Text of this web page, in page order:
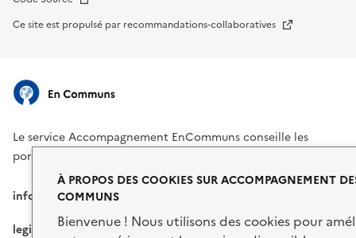
À PROPOS DES COOKIES SUR ACCOMPAGNEMENT
COMMUNS
Bienvenue ! Nous utilisons des cookies pour
Ce site est propulsé par recommandations-collaboratives Nouvelle fenêtre
Le service Accompagnement EnCommuns conseille les
porteurs de projet de communs.
info.gouv.fr
service-public.fr
legifrance.gouv.fr
data.gouv.fr